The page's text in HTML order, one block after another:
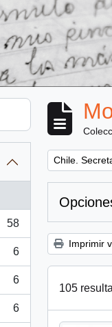
58
6
6
6
Remove
Chile.
Imprimir
105